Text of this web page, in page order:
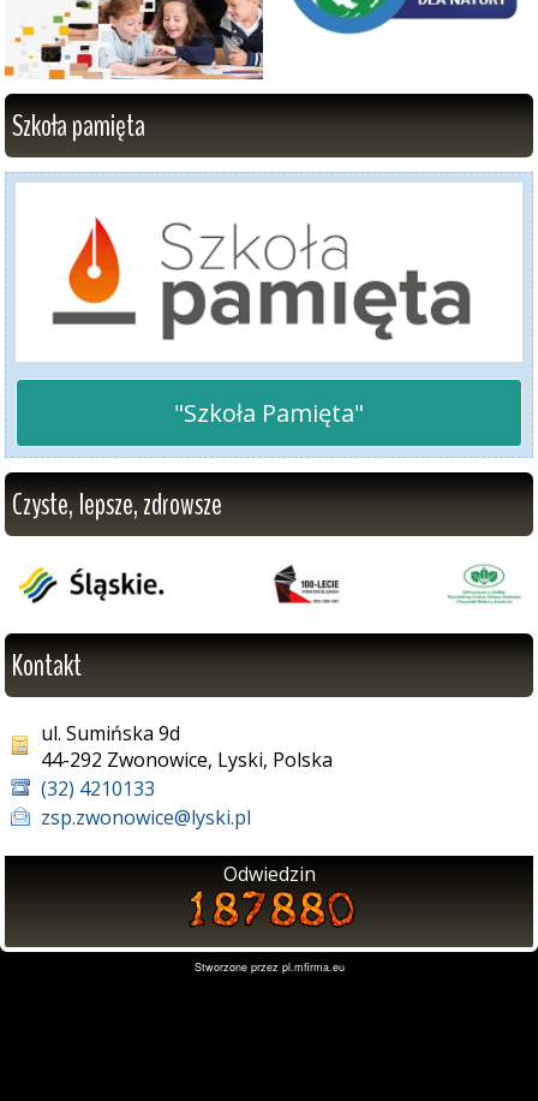
Szkoła pamięta
"Szkoła Pamięta"
Czyste, lepsze, zdrowsze
Kontakt
ul. Sumińska 9d
44-292 Zwonowice, Lyski, Polska
(32) 4210133
zsp.zwonowice@lyski.pl
Odwiedzin
Stworzone przez pl.mfirma.eu